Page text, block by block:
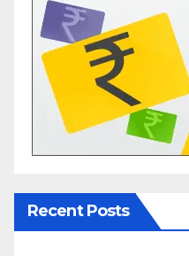
Recent Posts